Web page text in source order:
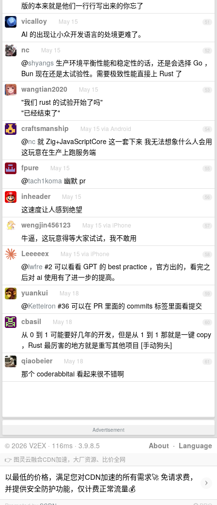
版的本来就是他们一行行写出来的你忘了
51
vicalloy May 15
AI 的出现让小众开发语言的处境更难了。
52
nc May 15
@shyangs 生产环境平衡性能和稳定性的话，还是会选择 Go ，
Bun 现在还是太试验性。需要极致性能直接上 Rust 了
53
wangtian2020 May 15
"我们 rust 的试验开始了吗"
"已经结束了"
54
craftsmanship May 15 via Android
@nc 就 Zig+JavaScriptCore 这一套下来 我无法想象什么人会用
这玩意在生产上跑服务端
55
fpure May 15
@tach1koma 幽默 pr
56
inheader May 15
这速度让人感到绝望
57
wengjin456123 May 15 via iPhone
牛逼，这玩意得等大家试试，我不敢用
58
Leeeeex May 15 via iPhone
@lwfre #2 可以看看 GPT 的 best practice ，官方出的，看完之
后对 ai 使用有了进一步的提高。
59
yuankui May 18
@Ketteiron #36 可以在 PR 里面的 commits 标签里面看提交
60
cbasil May 18
从 0 到 1 可能要好几年的开发，但是从 1 到 1 那就是一键 copy
，Rust 最厉害的地方就是重写其他项目 [手动狗头]
61
qiaobeier May 18
那个 coderabbitai 看起来很不错啊
Advertisement
About · Language
© 2026 V2EX · 116ms · 3.9.8.5
👉 图灵云融合CDN加速，大厂资源、比价全网
以最低的价格，满足您对CDN加速的所有需求🚀 免请求费，
并提供安全防护功能，仅计费正常流量💰
›